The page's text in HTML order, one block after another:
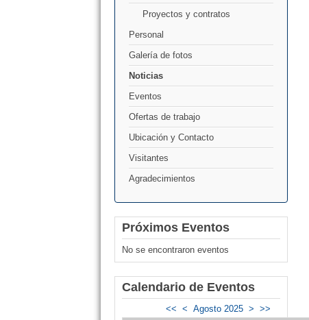
Proyectos y contratos
Personal
Galería de fotos
Noticias
Eventos
Ofertas de trabajo
Ubicación y Contacto
Visitantes
Agradecimientos
Próximos Eventos
No se encontraron eventos
Calendario de Eventos
<< < Agosto 2025 > >>